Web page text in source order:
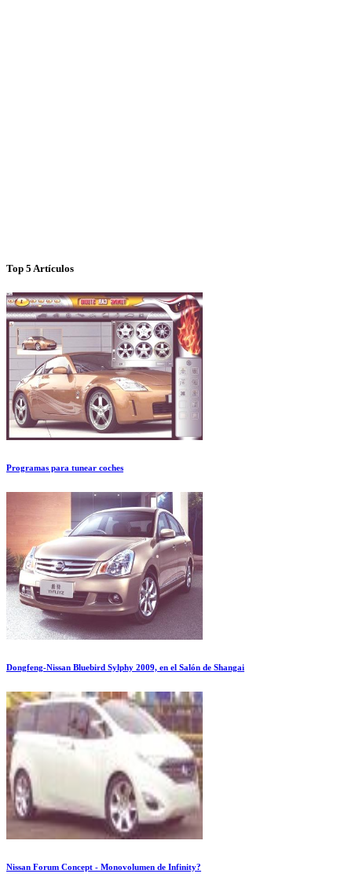
Top 5 Artículos
Programas para tunear coches
Dongfeng-Nissan Bluebird Sylphy 2009, en el Salón de Shangai
Nissan Forum Concept - Monovolumen de Infinity?